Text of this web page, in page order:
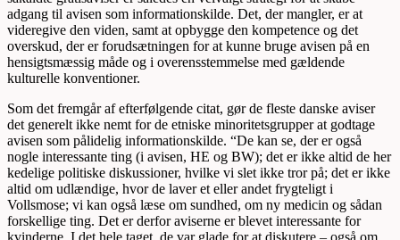
adgang til avisen som informationskilde. Det, der mangler, er at
videregive den viden, samt at opbygge den kompetence og det
overskud, der er forudsætningen for at kunne bruge avisen på en
hensigtsmæssig måde og i overensstemmelse med gældende
kulturelle konventioner.
Som det fremgår af efterfølgende citat, gør de fleste danske aviser
det generelt ikke nemt for de etniske minoritetsgrupper at godtage
avisen som pålidelig informationskilde. “De kan se, der er også
nogle interessante ting (i avisen, HE og BW); det er ikke altid de her
kedelige politiske diskussioner, hvilke vi slet ikke tror på; det er ikke
altid om udlændige, hvor de laver et eller andet frygteligt i
Vollsmose; vi kan også læse om sundhed, om ny medicin og sådan
forskellige ting. Det er derfor aviserne er blevet interessante for